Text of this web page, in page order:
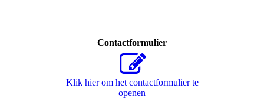
Contactformulier
Klik hier om het contactformulier te
openen